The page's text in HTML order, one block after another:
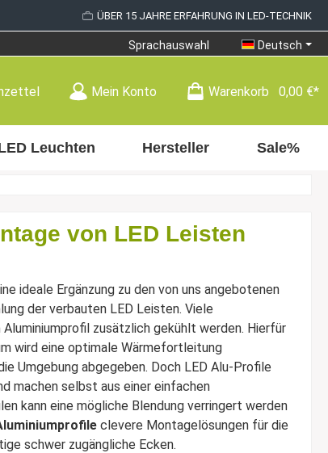
ÜBER 15 JAHRE ERFAHRUNG IN LED-TECHNIK
Sprachauswahl Deutsch
Mein Konto Warenkorb 0,00 €*
Leuchten Hersteller Sale%
von LED Leisten
ideale Ergänzung zu den von uns angebotenen
der verbauten LED Leisten. Viele
zusätzlich gekühlt werden. Hierfür
wird eine optimale Wärmefortleitung
Umgebung abgegeben. Doch LED Alu-Profile
machen selbst aus einer einfachen
kann eine mögliche Blendung verringert werden
clevere Montagelösungen für die
schwer zugängliche Ecken.